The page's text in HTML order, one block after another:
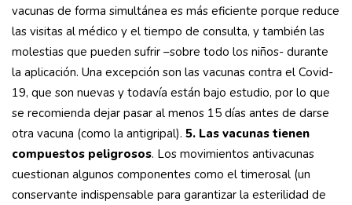
vacunas de forma simultánea es más eficiente porque reduce
las visitas al médico y el tiempo de consulta, y también las
molestias que pueden sufrir –sobre todo los niños- durante
la aplicación. Una excepción son las vacunas contra el Covid-
19, que son nuevas y todavía están bajo estudio, por lo que
se recomienda dejar pasar al menos 15 días antes de darse
otra vacuna (como la antigripal). 5. Las vacunas tienen
compuestos peligrosos. Los movimientos antivacunas
cuestionan algunos componentes como el timerosal (un
conservante indispensable para garantizar la esterilidad de